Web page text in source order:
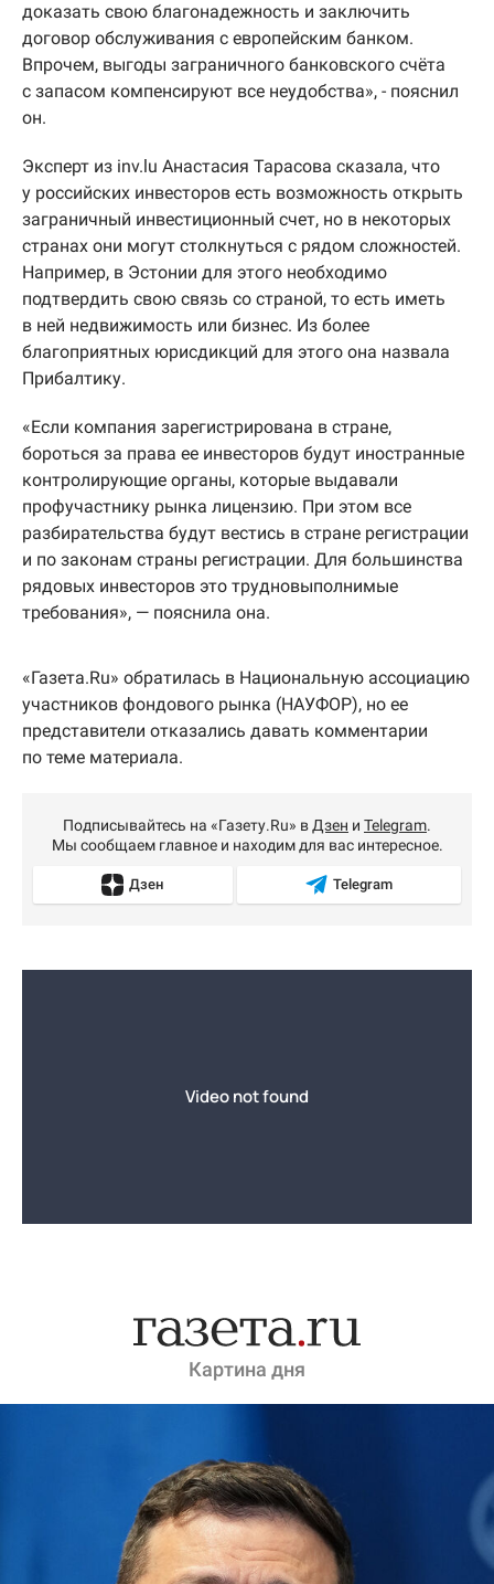
доказать свою благонадежность и заключить
договор обслуживания с европейским банком.
Впрочем, выгоды заграничного банковского счёта
с запасом компенсируют все неудобства», - пояснил
он.
Эксперт из inv.lu Анастасия Тарасова сказала, что
у российских инвесторов есть возможность открыть
заграничный инвестиционный счет, но в некоторых
странах они могут столкнуться с рядом сложностей.
Например, в Эстонии для этого необходимо
подтвердить свою связь со страной, то есть иметь
в ней недвижимость или бизнес. Из более
благоприятных юрисдикций для этого она назвала
Прибалтику.
«Если компания зарегистрирована в стране,
бороться за права ее инвесторов будут иностранные
контролирующие органы, которые выдавали
профучастнику рынка лицензию. При этом все
разбирательства будут вестись в стране регистрации
и по законам страны регистрации. Для большинства
рядовых инвесторов это трудновыполнимые
требования», — пояснила она.
«Газета.Ru» обратилась в Национальную ассоциацию
участников фондового рынка (НАУФОР), но ее
представители отказались давать комментарии
по теме материала.
Подписывайтесь на «Газету.Ru» в Дзен и Telegram.
Мы сообщаем главное и находим для вас интересное.
Дзен Telegram
Картина дня